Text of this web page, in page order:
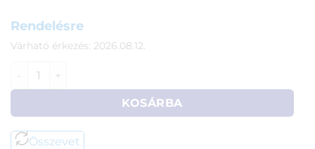
Rendelésre
Várható érkezés: 2026.08.12.
KOSÁRBA
Összevet